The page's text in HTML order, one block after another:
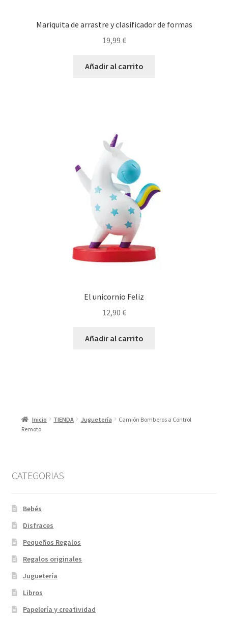
Mariquita de arrastre y clasificador de formas
19,99 €
Añadir al carrito
El unicornio Feliz
12,90 €
Añadir al carrito
Inicio TIENDA Juguetería
Camión Bomberos a Control
Remoto
CATEGORIAS
Bebés
Disfraces
Pequeños Regalos
Regalos originales
Juguetería
Libros
Papelería y creatividad